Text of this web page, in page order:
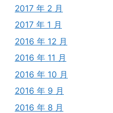
2017 年 2 月
2017 年 1 月
2016 年 12 月
2016 年 11 月
2016 年 10 月
2016 年 9 月
2016 年 8 月